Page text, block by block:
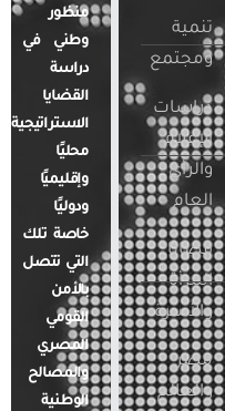
تنمية
ومجتمع
دراسات
الإعلام
والرأي
العام
قضايا
المرأة
والأسرة
مصر
والعالم
منظور
وطني في
دراسة
القضايا
الاستراتيجية
محليًا
وإقليميًا
ودوليًا
خاصة تلك
التي تتصل
بالأمن
القومي
المصري
والمصالح
الوطنية